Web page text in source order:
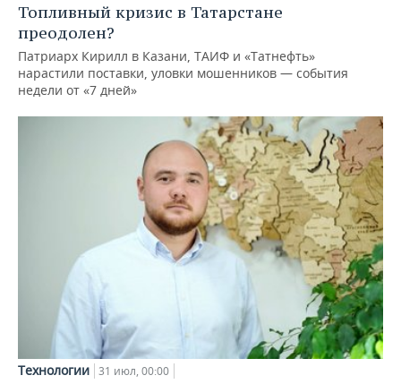
Топливный кризис в Татарстане
преодолен?
Патриарх Кирилл в Казани, ТАИФ и «Татнефть»
нарастили поставки, уловки мошенников — события
недели от «7 дней»
Технологии 31 июл, 00:00